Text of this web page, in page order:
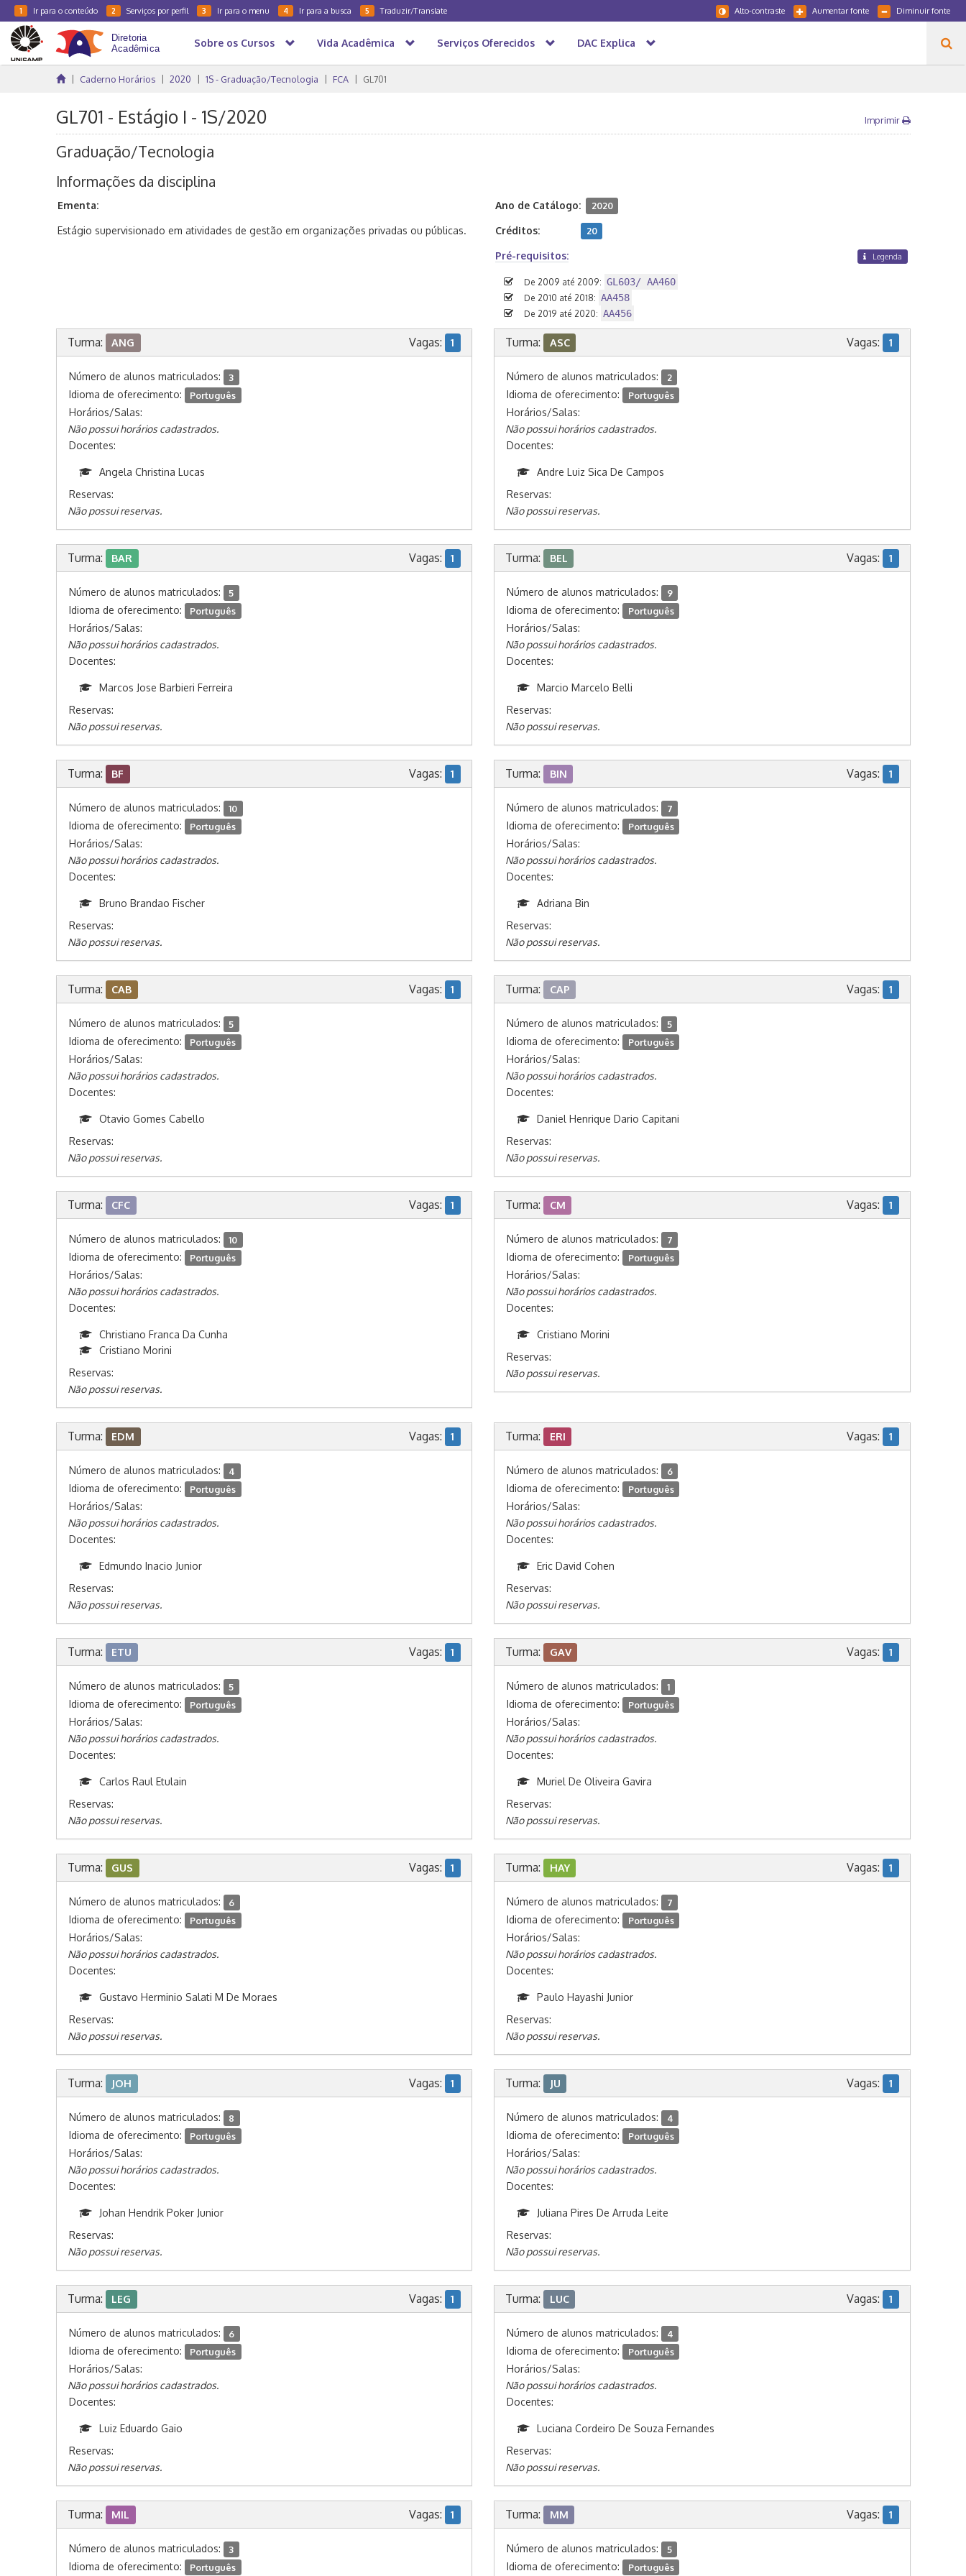
1 Ir para o conteúdo 2 Serviços por perfil 3 Ir para o menu 4 Ir para a busca 5 Traduzir/Translate Diminuir fonte
Aumentar fonte
Alto-contraste
Sobre os Cursos Vida Acadêmica Serviços Oferecidos DAC Explica
Caderno Horários 2020 1S - Graduação/Tecnologia FCA GL701
GL701 - Estágio I - 1S/2020 Imprimir
Graduação/Tecnologia
Informações da disciplina
Ementa:
Estágio supervisionado em atividades de gestão em organizações privadas ou públicas.
Ano de Catálogo: 2020
Créditos: 20
Pré-requisitos: Legenda
De 2009 até 2009: GL603/ AA460
De 2010 até 2018: AA458
De 2019 até 2020: AA456
Turma: ANG Vagas: 1
Número de alunos matriculados: 3
Idioma de oferecimento: Português
Horários/Salas:
Não possui horários cadastrados.
Docentes:
Angela Christina Lucas
Reservas:
Não possui reservas.
Turma: ASC Vagas: 1
Número de alunos matriculados: 2
Idioma de oferecimento: Português
Horários/Salas:
Não possui horários cadastrados.
Docentes:
Andre Luiz Sica De Campos
Reservas:
Não possui reservas.
Turma: BAR Vagas: 1
Número de alunos matriculados: 5
Idioma de oferecimento: Português
Horários/Salas:
Não possui horários cadastrados.
Docentes:
Marcos Jose Barbieri Ferreira
Reservas:
Não possui reservas.
Turma: BEL Vagas: 1
Número de alunos matriculados: 9
Idioma de oferecimento: Português
Horários/Salas:
Não possui horários cadastrados.
Docentes:
Marcio Marcelo Belli
Reservas:
Não possui reservas.
Turma: BF Vagas: 1
Número de alunos matriculados: 10
Idioma de oferecimento: Português
Horários/Salas:
Não possui horários cadastrados.
Docentes:
Bruno Brandao Fischer
Reservas:
Não possui reservas.
Turma: BIN Vagas: 1
Número de alunos matriculados: 7
Idioma de oferecimento: Português
Horários/Salas:
Não possui horários cadastrados.
Docentes:
Adriana Bin
Reservas:
Não possui reservas.
Turma: CAB Vagas: 1
Número de alunos matriculados: 5
Idioma de oferecimento: Português
Horários/Salas:
Não possui horários cadastrados.
Docentes:
Otavio Gomes Cabello
Reservas:
Não possui reservas.
Turma: CAP Vagas: 1
Número de alunos matriculados: 5
Idioma de oferecimento: Português
Horários/Salas:
Não possui horários cadastrados.
Docentes:
Daniel Henrique Dario Capitani
Reservas:
Não possui reservas.
Turma: CFC Vagas: 1
Número de alunos matriculados: 10
Idioma de oferecimento: Português
Horários/Salas:
Não possui horários cadastrados.
Docentes:
Christiano Franca Da Cunha
Cristiano Morini
Reservas:
Não possui reservas.
Turma: CM Vagas: 1
Número de alunos matriculados: 7
Idioma de oferecimento: Português
Horários/Salas:
Não possui horários cadastrados.
Docentes:
Cristiano Morini
Reservas:
Não possui reservas.
Turma: EDM Vagas: 1
Número de alunos matriculados: 4
Idioma de oferecimento: Português
Horários/Salas:
Não possui horários cadastrados.
Docentes:
Edmundo Inacio Junior
Reservas:
Não possui reservas.
Turma: ERI Vagas: 1
Número de alunos matriculados: 6
Idioma de oferecimento: Português
Horários/Salas:
Não possui horários cadastrados.
Docentes:
Eric David Cohen
Reservas:
Não possui reservas.
Turma: ETU Vagas: 1
Número de alunos matriculados: 5
Idioma de oferecimento: Português
Horários/Salas:
Não possui horários cadastrados.
Docentes:
Carlos Raul Etulain
Reservas:
Não possui reservas.
Turma: GAV Vagas: 1
Número de alunos matriculados: 1
Idioma de oferecimento: Português
Horários/Salas:
Não possui horários cadastrados.
Docentes:
Muriel De Oliveira Gavira
Reservas:
Não possui reservas.
Turma: GUS Vagas: 1
Número de alunos matriculados: 6
Idioma de oferecimento: Português
Horários/Salas:
Não possui horários cadastrados.
Docentes:
Gustavo Herminio Salati M De Moraes
Reservas:
Não possui reservas.
Turma: HAY Vagas: 1
Número de alunos matriculados: 7
Idioma de oferecimento: Português
Horários/Salas:
Não possui horários cadastrados.
Docentes:
Paulo Hayashi Junior
Reservas:
Não possui reservas.
Turma: JOH Vagas: 1
Número de alunos matriculados: 8
Idioma de oferecimento: Português
Horários/Salas:
Não possui horários cadastrados.
Docentes:
Johan Hendrik Poker Junior
Reservas:
Não possui reservas.
Turma: JU Vagas: 1
Número de alunos matriculados: 4
Idioma de oferecimento: Português
Horários/Salas:
Não possui horários cadastrados.
Docentes:
Juliana Pires De Arruda Leite
Reservas:
Não possui reservas.
Turma: LEG Vagas: 1
Número de alunos matriculados: 6
Idioma de oferecimento: Português
Horários/Salas:
Não possui horários cadastrados.
Docentes:
Luiz Eduardo Gaio
Reservas:
Não possui reservas.
Turma: LUC Vagas: 1
Número de alunos matriculados: 4
Idioma de oferecimento: Português
Horários/Salas:
Não possui horários cadastrados.
Docentes:
Luciana Cordeiro De Souza Fernandes
Reservas:
Não possui reservas.
Turma: MIL Vagas: 1
Número de alunos matriculados: 3
Idioma de oferecimento: Português
Turma: MM Vagas: 1
Número de alunos matriculados: 5
Idioma de oferecimento: Português